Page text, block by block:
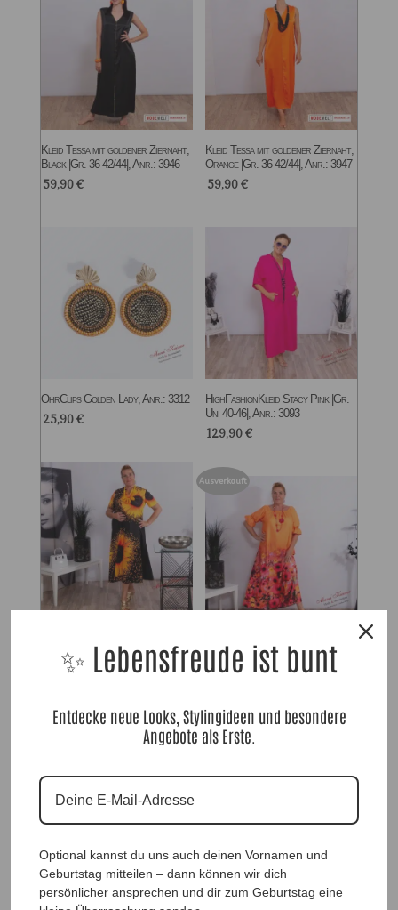
Kleid Tessa mit goldener Ziernaht,
Black |Gr. 36-42/44|, Anr.: 3946
59,90€
Kleid Tessa mit goldener Ziernaht,
Orange |Gr. 36-42/44|, Anr.: 3947
59,90€
OhrClips Golden Lady, Anr.: 3312
25,90€
HighFashionKleid Stacy Pink |Gr.
Uni 40-46|, Anr.: 3093
129,90€
UNI 38-44|, Anr.: 3473
69,90€
Ausverkauft
Designerkleid Summer Dream by
Taffi – Orange |Gr. UNI 40-50|,
Anr.: 1606
Ohrringe Golden Luxury, Anr.:
3403
✨ Lebensfreude ist bunt
Entdecke neue Looks, Stylingideen und besondere
Angebote als Erste.
Optional kannst du uns auch deinen Vornamen und
Geburtstag mitteilen – dann können wir dich
persönlicher ansprechen und dir zum Geburtstag eine